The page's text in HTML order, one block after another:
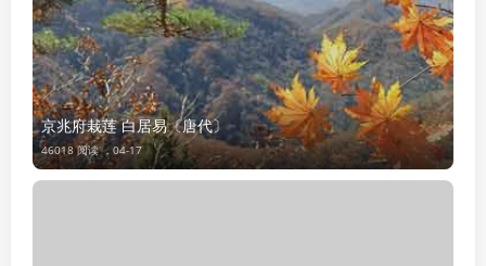
京兆府栽莲 白居易〔唐代〕
46018 阅读 ， 04-17